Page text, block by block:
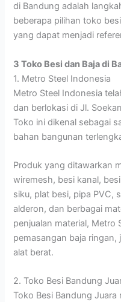
di Bandung adalah
beberapa pilihan toko
yang dapat menjadi
3 Toko Besi dan Baja di
1. Metro Steel Indonesia
Metro Steel Indonesia
dan berlokasi di Jl.
Toko ini dikenal sebagai
bahan bangunan
Produk yang ditawarkan
wiremesh, besi kanal,
siku, plat besi, pipa PVC,
alderon, dan berbagai
penjualan material, Metro
pemasangan baja
alat berat.
2. Toko Besi Bandung
Toko Besi Bandung